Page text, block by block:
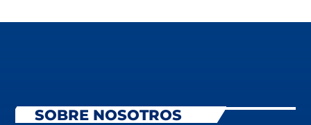
EVENTOS
SOBRE NOSOTROS